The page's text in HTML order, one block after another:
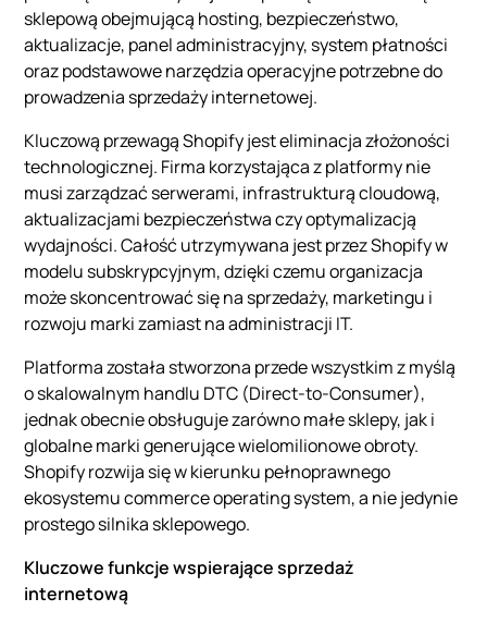
sklepową obejmującą hosting, bezpieczeństwo,
aktualizacje, panel administracyjny, system płatności
oraz podstawowe narzędzia operacyjne potrzebne do
prowadzenia sprzedaży internetowej.
Kluczową przewagą Shopify jest eliminacja złożoności
technologicznej. Firma korzystająca z platformy nie
musi zarządzać serwerami, infrastrukturą cloudową,
aktualizacjami bezpieczeństwa czy optymalizacją
wydajności. Całość utrzymywana jest przez Shopify w
modelu subskrypcyjnym, dzięki czemu organizacja
może skoncentrować się na sprzedaży, marketingu i
rozwoju marki zamiast na administracji IT.
Platforma została stworzona przede wszystkim z myślą
o skalowalnym handlu DTC (Direct-to-Consumer),
jednak obecnie obsługuje zarówno małe sklepy, jak i
globalne marki generujące wielomilionowe obroty.
Shopify rozwija się w kierunku pełnoprawnego
ekosystemu commerce operating system, a nie jedynie
prostego silnika sklepowego.
Kluczowe funkcje wspierające sprzedaż
internetową